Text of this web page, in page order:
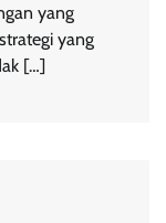
yang
yang
[…]